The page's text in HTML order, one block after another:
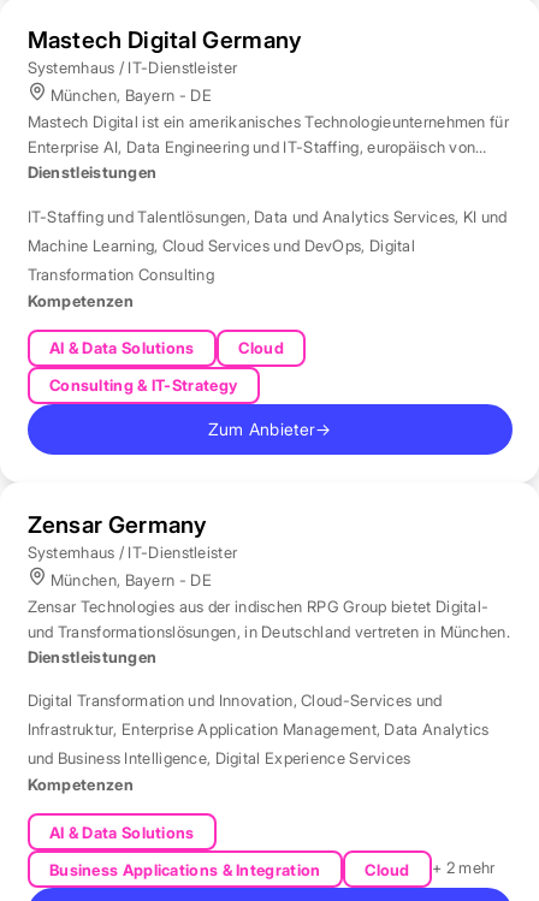
Mastech Digital Germany
Systemhaus / IT-Dienstleister
München, Bayern - DE
Mastech Digital ist ein amerikanisches Technologieunternehmen für
Enterprise AI, Data Engineering und IT-Staffing, europäisch von
London aus betreut.
Dienstleistungen
IT-Staffing und Talentlösungen, Data und Analytics Services, KI und
Machine Learning, Cloud Services und DevOps, Digital
Transformation Consulting
Kompetenzen
AI & Data Solutions
Cloud
Consulting & IT-Strategy
Zum Anbieter→
Zensar Germany
Systemhaus / IT-Dienstleister
München, Bayern - DE
Zensar Technologies aus der indischen RPG Group bietet Digital-
und Transformationslösungen, in Deutschland vertreten in München.
Dienstleistungen
Digital Transformation und Innovation,Cloud-Services und
Infrastruktur, Enterprise Application Management, Data Analytics
und Business Intelligence, Digital Experience Services
Kompetenzen
AI & Data Solutions
Business Applications & Integration
Cloud + 2 mehr